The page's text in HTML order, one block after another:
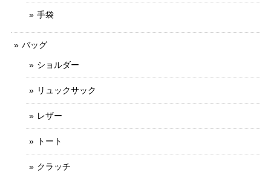
手袋
バッグ
ショルダー
リュックサック
レザー
トート
クラッチ